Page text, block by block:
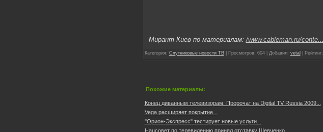
Мирант Киев по материалам: /www.cableman.ru/conte...
Категория: Спутниковые новости ТВ| Просмотров: 604| Добавил: vetal Рейтинг:
Похожие материалы:
Конец диванным телевизорам. Пророчат на Digital TV Russia 2009...
Vega расширяет покрытие...
"Орион-Экспресс" тестирует новые услуги...
Нацсовет по телевидению принял отставку Шевченко...